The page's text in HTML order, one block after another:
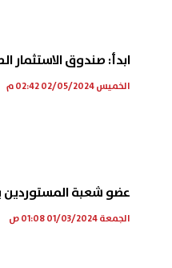
ابدأ: صندوق الاستثمار
الخميس 02/05/2024 02:42 م
عضو شعبة
الجمعة 01/03/2024 01:08 ص